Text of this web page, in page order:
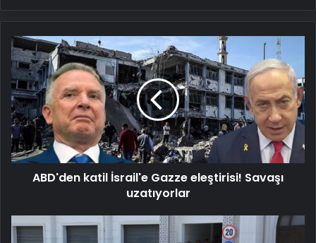
ABD'den
katil
İsrail'e
Gazze
eleştirisi!
Savaşı
uzatıyorlar
ABD'den katil İsrail'e Gazze eleştirisi! Savaşı
uzatıyorlar
milyon